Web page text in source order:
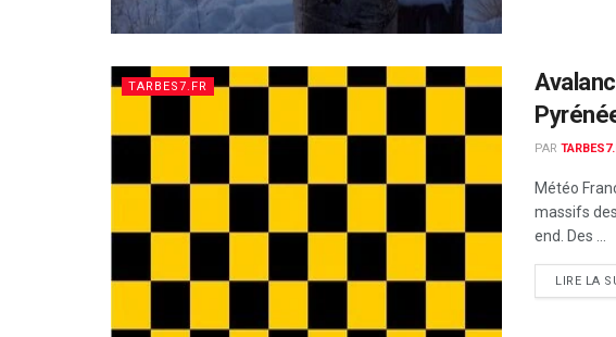
TARBES7.FR
PAR
Météo
massifs
end. Des ...
LIRE LA